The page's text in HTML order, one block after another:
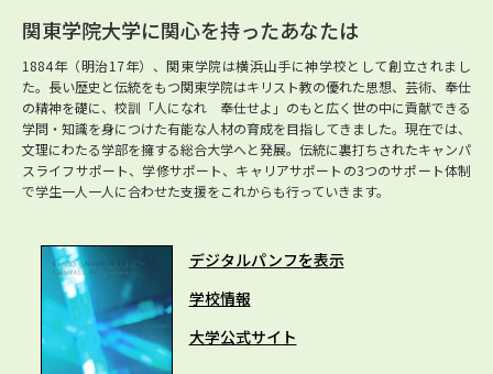
関東学院大学に関心を持ったあなたは
1884年（明治17年）、関東学院は横浜山手に神学校として創立されまし
た。長い歴史と伝統をもつ関東学院はキリスト教の優れた思想、芸術、奉仕
の精神を礎に、校訓「人になれ 奉仕せよ」のもと広く世の中に貢献できる
学問・知識を身につけた有能な人材の育成を目指してきました。現在では、
文理にわたる学部を擁する総合大学へと発展。伝統に裏打ちされたキャンパ
スライフサポート、学修サポート、キャリアサポートの3つのサポート体制
で学生一人一人に合わせた支援をこれからも行っていきます。
デジタルパンフを表示
学校情報
大学公式サイト